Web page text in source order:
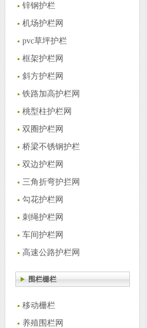
锌钢护栏
机场护栏网
pvc草坪护栏
框架护栏网
斜方护栏网
铁路加高护栏网
桃型柱护栏网
双圈护栏网
桥梁不锈钢护栏
双边护栏网
三角折弯护拦网
勾花护栏网
刺绳护栏网
车间护栏网
高速公路护栏网
围栏栅栏
移动栅栏
养殖围栏网